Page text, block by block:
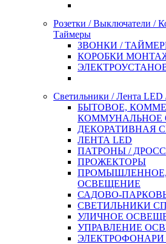
Розетки / Выключатели /
Таймеры
ЗВОНКИ /
КОРОБКИ
Светильники / Лента LED
БЫТОВОЕ,
КОММУНАЛЬНОЕ
ДЕКОРАТИВНАЯ
ЛЕНТА LED
ПАТРОНЫ /
ПРОЖЕКТОРЫ
ОСВЕЩЕНИЕ
САДОВО-
СВЕТИЛЬНИКИ
УЛИЧНОЕ
УПРАВЛЕНИЕ
ЭЛЕКТРОФОНАРИ